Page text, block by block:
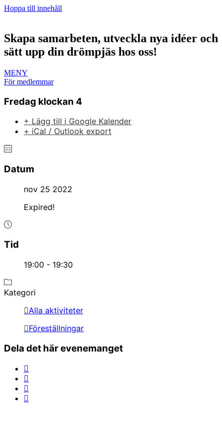
Hoppa till innehåll
Skapa samarbeten, utveckla nya idéer och
sätt upp din drömpjäs hos oss!
MENY
För medlemmar
Fredag klockan 4
+ Lägg till i Google Kalender
+ iCal / Outlook export
Datum
nov 25 2022
Expired!
Tid
19:00 - 19:30
Kategori
Alla aktiviteter
Föreställningar
Dela det här evenemanget